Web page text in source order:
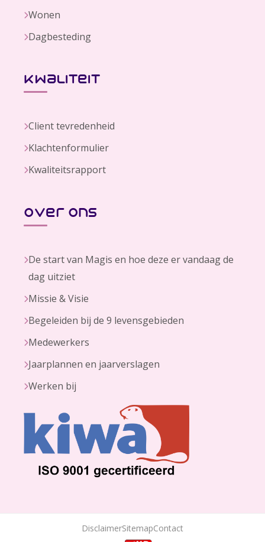
Wonen
Dagbesteding
kwaliteit
Client tevredenheid
Klachtenformulier
Kwaliteitsrapport
over ons
De start van Magis en hoe deze er vandaag de
dag uitziet
Missie & Visie
Begeleiden bij de 9 levensgebieden
Medewerkers
Jaarplannen en jaarverslagen
Werken bij
DisclaimerSitemapContact